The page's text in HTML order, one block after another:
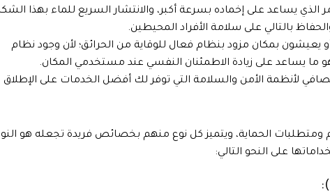
يساعد على إخماده بسرعة أكبر، والانتشار السريع للماء بهذا
بالتالي على سلامة الأفراد المحيطين.
بمكان مزود بنظام فعال للوقاية من الحرائق؛ لأن وجود نظام
ما يساعد على زيادة الاطمئنان النفسي عند مستخدمي المكان.
لأنظمة الأمن والسلامة التي توفر لك أفضل الخدمات على الإطلاق
الحماية، ويتميز كل نوع منهم بخصائص فريدة تجعله هو
على النحو التالي: